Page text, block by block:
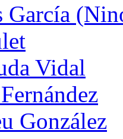
García
Vidal
González